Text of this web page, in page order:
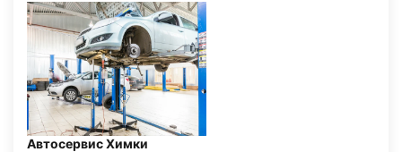
Автосервис Химки